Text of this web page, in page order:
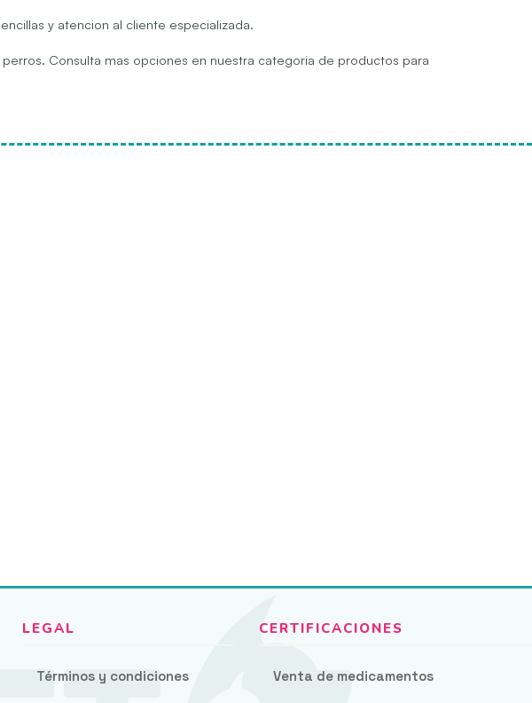
y atencion al cliente especializada.
Consulta mas opciones en nuestra categoria de productos para
Términos y condiciones Venta de medicamentos